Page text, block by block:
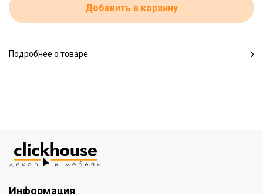
Добавить в корзину
Подробнее о товаре
Информация